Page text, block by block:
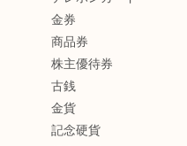
金券
商品券
株主優待券
古銭
金貨
記念硬貨